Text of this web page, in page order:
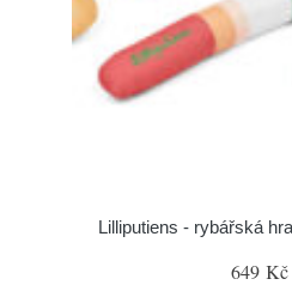
Lilliputiens - rybářská
649 Kč